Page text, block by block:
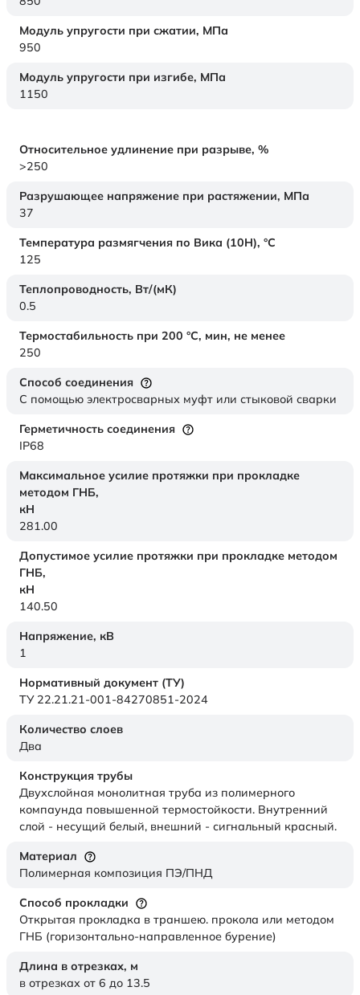
Модуль упругости при сжатии, МПа
950
Модуль упругости при изгибе, МПа
1150
Относительное удлинение при разрыве, %
>250
Разрушающее напряжение при растяжении, МПа
37
Температура размягчения по Вика (10Н), °C
125
Теплопроводность, Вт/(мК)
0.5
Термостабильность при 200 °С, мин, не менее
250
Способ соединения
С помощью электросварных муфт или стыковой сварки
Герметичность соединения
IP68
Максимальное усилие протяжки при прокладке
методом ГНБ,
кН
281.00
Допустимое усилие протяжки при прокладке методом
ГНБ,
кН
140.50
Напряжение, кВ
1
Нормативный документ (ТУ)
ТУ 22.21.21-001-84270851-2024
Количество слоев
Два
Конструкция трубы
Двухслойная монолитная труба из полимерного
компаунда повышенной термостойкости. Внутренний
слой - несущий белый, внешний - сигнальный красный.
Материал
Полимерная композиция ПЭ/ПНД
Способ прокладки
Открытая прокладка в траншею. прокола или методом
ГНБ (горизонтально-направленное бурение)
Длина в отрезках, м
в отрезках от 6 до 13.5